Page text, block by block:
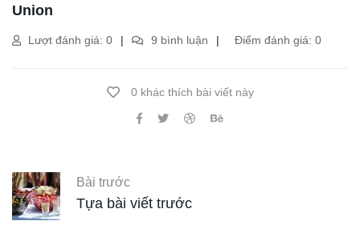
Union
Lượt đánh giá: 0 9 bình luận Điểm đánh giá: 0
0 khác thích bài viết này
Bài trước
Tựa bài viết trước